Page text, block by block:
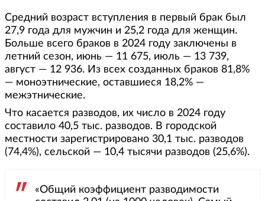
Средний возраст вступления в первый брак был
27,9 года для мужчин и 25,2 года для женщин.
Больше всего браков в 2024 году заключены в
летний сезон, июнь — 11 675, июль — 13 739,
август — 12 936. Из всех созданных браков 81,8%
— моноэтнические, оставшиеся 18,2% —
межэтнические.
Что касается разводов, их число в 2024 году
составило 40,5 тыс. разводов. В городской
местности зарегистрировано 30,1 тыс. разводов
(74,4%), сельской — 10,4 тысячи разводов (25,6%).
«Общий коэффициент разводимости